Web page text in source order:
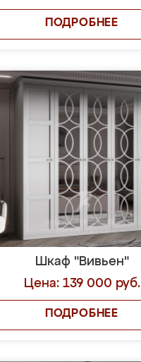
ПОДРОБНЕЕ
Шкаф "Вивьен"
Цена: 139 000 руб.
ПОДРОБНЕЕ